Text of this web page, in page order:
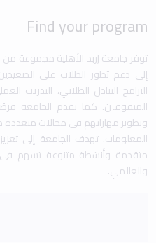
Find your program
توفر جامعة إربد الأهلية مجموعة من
إلى دعم تطور الطلاب على
البرامج التبادل الطلابي، التدريب
المتفوقين. كما تقدم الجامعة
وتطوير مهاراتهم في مجالات متعددة
المعلومات. تهدف الجامعة إلى
متقدمة وأنشطة متنوعة تسهم
والعالمي.